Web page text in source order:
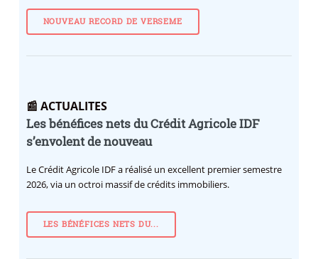
NOUVEAU RECORD DE VERSEME
📰 ACTUALITES
Les bénéfices nets du Crédit Agricole IDF
s’envolent de nouveau
Le Crédit Agricole IDF a réalisé un excellent premier semestre
2026, via un octroi massif de crédits immobiliers.
LES BÉNÉFICES NETS DU...